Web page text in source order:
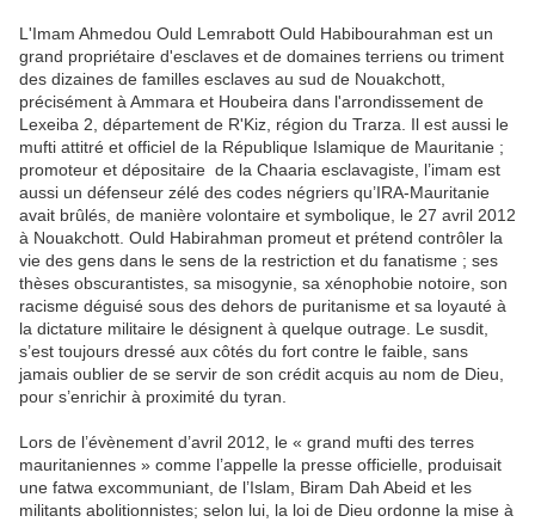
L'Imam Ahmedou Ould Lemrabott Ould Habibourahman est un
grand propriétaire d'esclaves et de domaines terriens ou triment
des dizaines de familles esclaves au sud de Nouakchott,
précisément à Ammara et Houbeira dans l'arrondissement de
Lexeiba 2, département de R'Kiz, région du Trarza. Il est aussi le
mufti attitré et officiel de la République Islamique de Mauritanie ;
promoteur et dépositaire de la Chaaria esclavagiste, l’imam est
aussi un défenseur zélé des codes négriers qu’IRA-Mauritanie
avait brûlés, de manière volontaire et symbolique, le 27 avril 2012
à Nouakchott. Ould Habirahman promeut et prétend contrôler la
vie des gens dans le sens de la restriction et du fanatisme ; ses
thèses obscurantistes, sa misogynie, sa xénophobie notoire, son
racisme déguisé sous des dehors de puritanisme et sa loyauté à
la dictature militaire le désignent à quelque outrage. Le susdit,
s’est toujours dressé aux côtés du fort contre le faible, sans
jamais oublier de se servir de son crédit acquis au nom de Dieu,
pour s’enrichir à proximité du tyran.
Lors de l’évènement d’avril 2012, le « grand mufti des terres
mauritaniennes » comme l’appelle la presse officielle, produisait
une fatwa excommuniant, de l’Islam, Biram Dah Abeid et les
militants abolitionnistes; selon lui, la loi de Dieu ordonne la mise à